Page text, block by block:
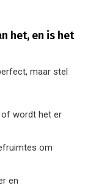
het, en is het
maar stel
of wordt het er
om
en